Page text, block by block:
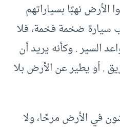
الأرض نهبًا بسياراتهم
سيارة ضخمة فخمة، فلا
السير . وكأنه يريد أن
. أو يطير عن الأرض بلا
في الأرض مرحًا، ولا